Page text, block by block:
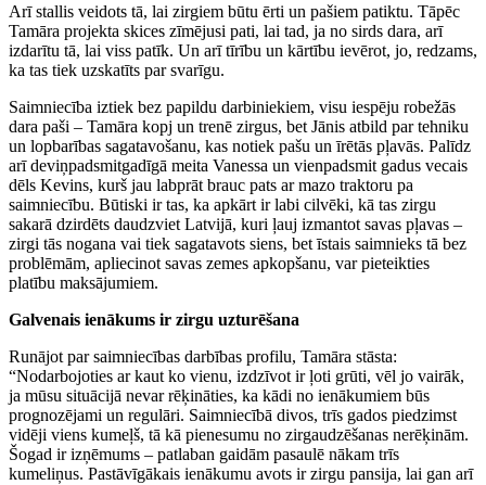
Arī stallis veidots tā, lai zirgiem būtu ērti un pašiem patiktu. Tāpēc
Tamāra projekta skices zīmējusi pati, lai tad, ja no sirds dara, arī
izdarītu tā, lai viss patīk. Un arī tīrību un kārtību ievērot, jo, redzams,
ka tas tiek uzskatīts par svarīgu.
Saimniecība iztiek bez papildu darbiniekiem, visu iespēju robežās
dara paši – Tamāra kopj un trenē zirgus, bet Jānis atbild par tehniku
un lopbarības sagatavošanu, kas notiek pašu un īrētās pļavās. Palīdz
arī deviņpadsmitgadīgā meita Vanessa un vienpadsmit gadus vecais
dēls Kevins, kurš jau labprāt brauc pats ar mazo traktoru pa
saimniecību. Būtiski ir tas, ka apkārt ir labi cilvēki, kā tas zirgu
sakarā dzirdēts daudzviet Latvijā, kuri ļauj izmantot savas pļavas –
zirgi tās nogana vai tiek sagatavots siens, bet īstais saimnieks tā bez
problēmām, apliecinot savas zemes apkopšanu, var pieteikties
platību maksājumiem.
Galvenais ienākums ir zirgu uzturēšana
Runājot par saimniecības darbības profilu, Tamāra stāsta:
“Nodarbojoties ar kaut ko vienu, izdzīvot ir ļoti grūti, vēl jo vairāk,
ja mūsu situācijā nevar rēķināties, ka kādi no ienākumiem būs
prognozējami un regulāri. Saimniecībā divos, trīs gados piedzimst
vidēji viens kumeļš, tā kā pienesumu no zirgaudzēšanas nerēķinām.
Šogad ir izņēmums – patlaban gaidām pasaulē nākam trīs
kumeliņus. Pastāvīgākais ienākumu avots ir zirgu pansija, lai gan arī